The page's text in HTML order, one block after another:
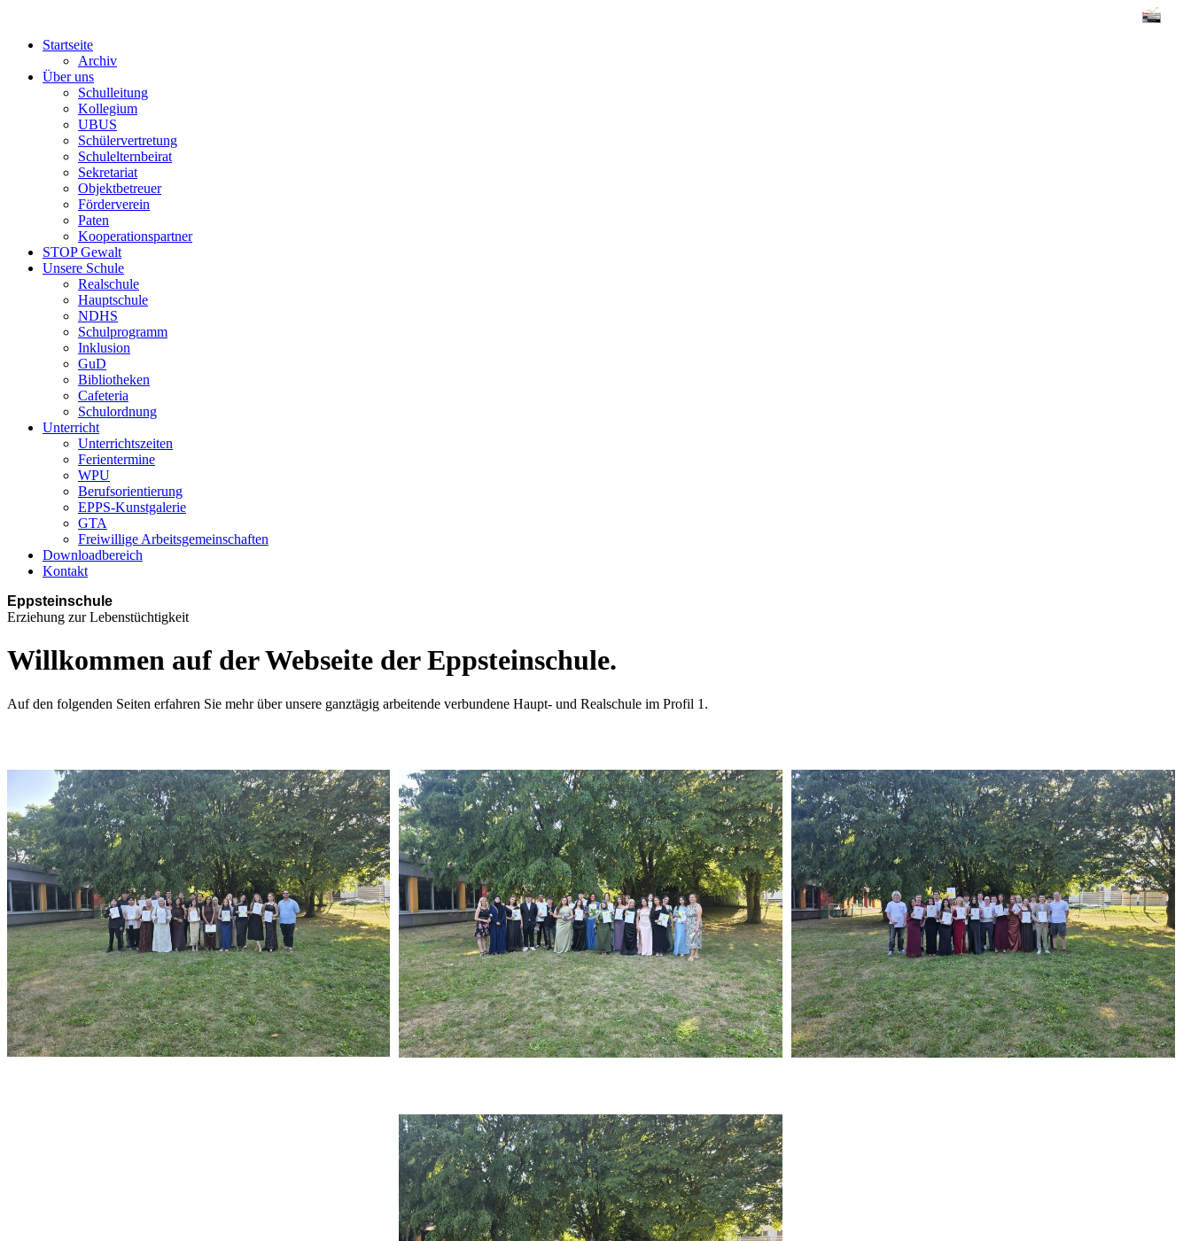
Startseite
Archiv
Über uns
Schulleitung
Kollegium
UBUS
Schülervertretung
Schulelternbeirat
Sekretariat
Objektbetreuer
Förderverein
Paten
Kooperationspartner
STOP Gewalt
Unsere Schule
Realschule
Hauptschule
NDHS
Schulprogramm
Inklusion
GuD
Bibliotheken
Cafeteria
Schulordnung
Unterricht
Unterrichtszeiten
Ferientermine
WPU
Berufsorientierung
EPPS-Kunstgalerie
GTA
Freiwillige Arbeitsgemeinschaften
Downloadbereich
Kontakt
Eppsteinschule
Erziehung zur Lebenstüchtigkeit
Willkommen auf der Webseite der Eppsteinschule.
Auf den folgenden Seiten erfahren Sie mehr über unsere ganztägig arbeitende verbundene Haupt- und Realschule im Profil 1.